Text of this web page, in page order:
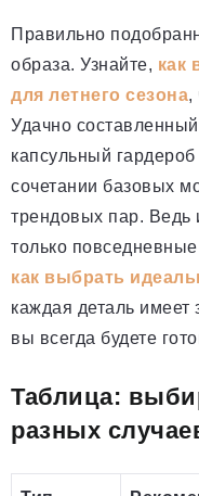
Правильно
образа. Узнайте, как
для летнего сезона,
Удачно
капсульный
сочетании базовых
трендовых пар. Ведь
только
как выбрать
каждая деталь имеет
вы всегда будете
Таблица:
разных